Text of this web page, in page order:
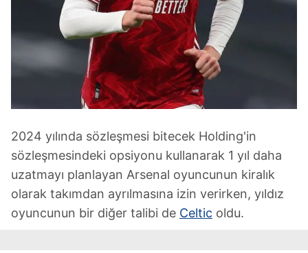
2024 yılında sözleşmesi bitecek Holding'in
sözleşmesindeki opsiyonu kullanarak 1 yıl daha
uzatmayı planlayan Arsenal oyuncunun kiralık
olarak takımdan ayrılmasına izin verirken, yıldız
oyuncunun bir diğer talibi de Celtic oldu.